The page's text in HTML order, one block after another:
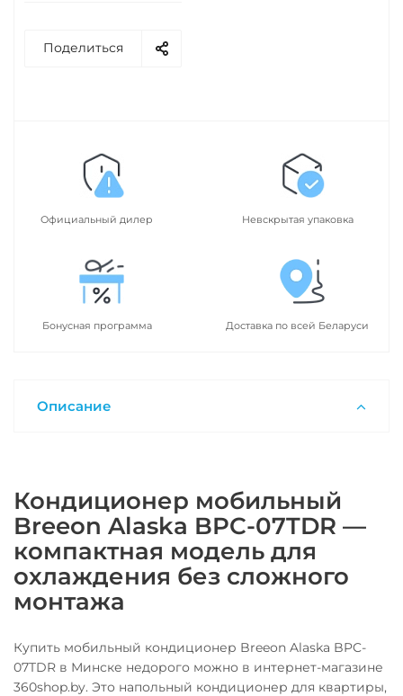
Поделиться
Официальный дилер Невскрытая упаковка
Бонусная программа Доставка по всей Беларуси
Описание
Кондиционер мобильный
Breeon Alaska BPC-07TDR —
компактная модель для
охлаждения без сложного
монтажа
Купить мобильный кондиционер Breeon Alaska BPC-
07TDR в Минске недорого можно в интернет-магазине
360shop.by. Это напольный кондиционер для квартиры,